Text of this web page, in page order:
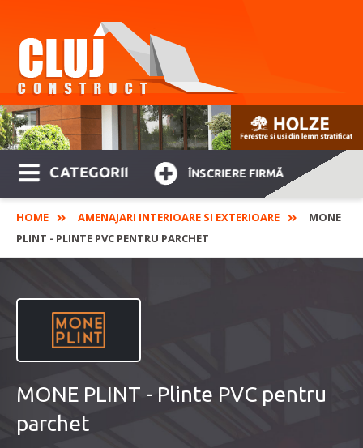
CATEGORII ÎNSCRIERE FIRMĂ
HOME AMENAJARI INTERIOARE SI EXTERIOARE
MONE
PLINT - PLINTE PVC PENTRU PARCHET
MONE PLINT - Plinte PVC pentru
parchet